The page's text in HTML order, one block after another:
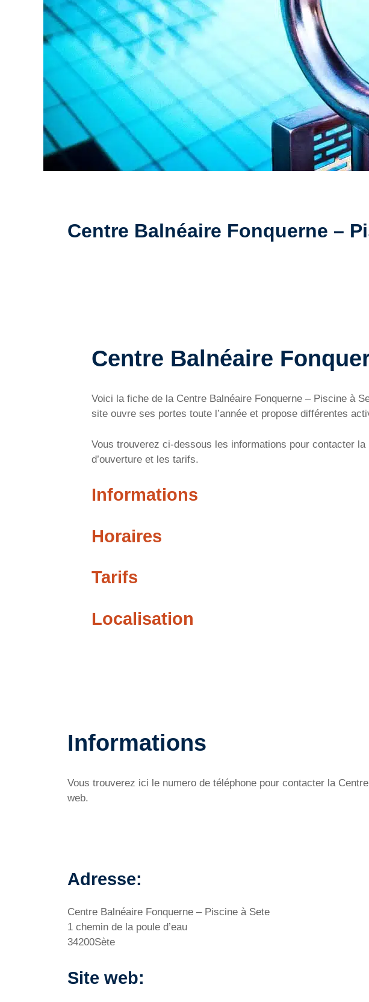
Centre Balnéaire Fonquerne –
Centre Balnéaire
Voici la fiche de la Centre Balnéaire Fonquerne – Piscine à
site ouvre ses portes toute l’année et propose différentes
Vous trouverez ci-dessous les informations pour contacter
d’ouverture et les tarifs.
Informations
Horaires
Tarifs
Localisation
Informations
Vous trouverez ici le numero de téléphone pour contacter la
web.
Adresse:
Centre Balnéaire Fonquerne – Piscine à Sete
1 chemin de la poule d’eau
34200Sète
Site web: